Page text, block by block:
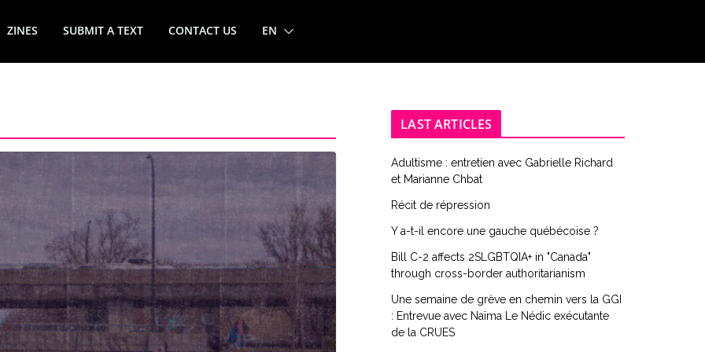
ZINES SUBMIT A TEXT CONTACT US EN
LAST ARTICLES
Adultisme : entretien avec Gabrielle Richard
et Marianne Chbat
Récit de répression
Y a-t-il encore une gauche québécoise ?
Bill C-2 affects 2SLGBTQIA+ in "Canada"
through cross-border authoritarianism
Une semaine de grève en chemin vers la GGI
: Entrevue avec Naïma Le Nédic exécutante
de la CRUES